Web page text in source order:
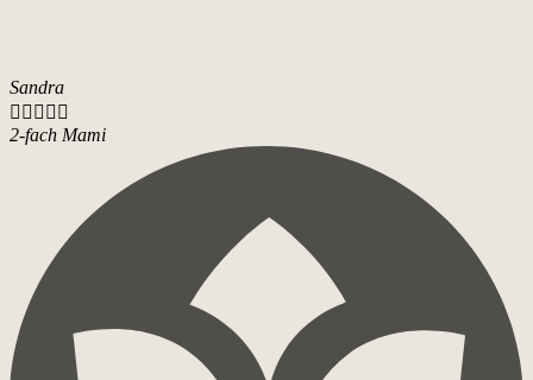
Sandra
    
2-fach Mami